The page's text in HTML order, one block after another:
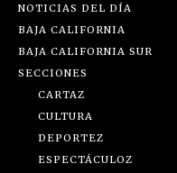
NOTICIAS DEL DÍA
BAJA CALIFORNIA
BAJA CALIFORNIA SUR
SECCIONES
CARTAZ
CULTURA
DEPORTEZ
ESPECTÁCULOZ